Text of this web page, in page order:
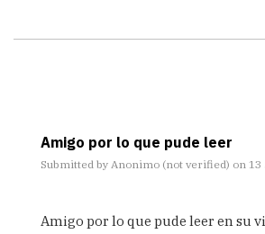
Amigo por lo que pude leer
Submitted by Anonimo (not verified) on 13
reply
Amigo por lo que pude leer en su